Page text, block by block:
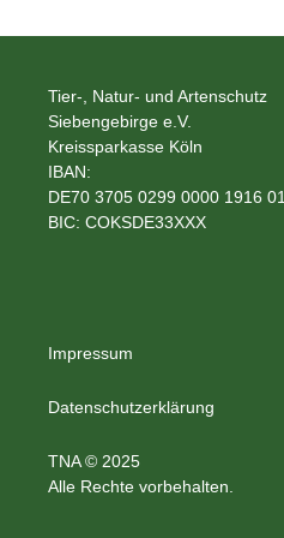
Tier-, Natur- und Artenschutz
Siebengebirge e.V.
Kreissparkasse Köln
IBAN:
DE70 3705 0299 0000 1916 01
BIC: COKSDE33XXX
Impressum
Datenschutzerklärung
TNA © 2025
Alle Rechte vorbehalten.